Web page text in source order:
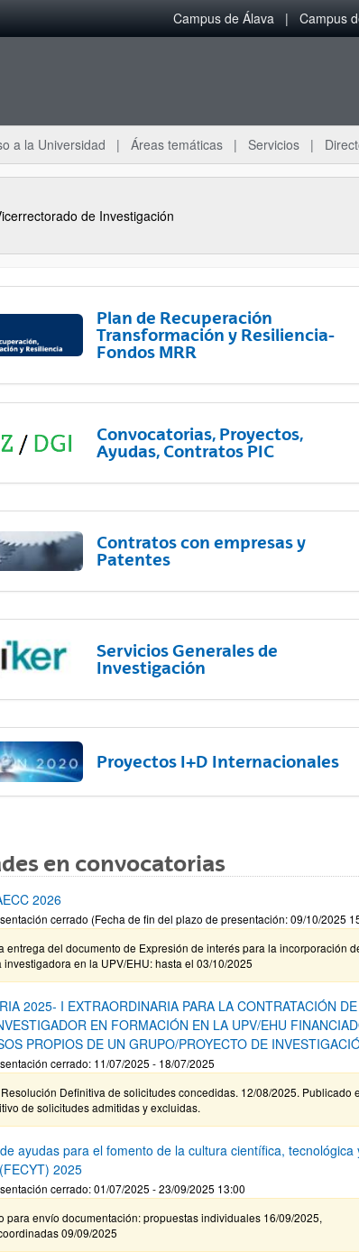
Campus de Álava Campus
a la Universidad Áreas temáticas Servicios
de Investigación
Plan de Recuperación
Transformación y Resiliencia-
Fondos MRR
Convocatorias, Proyectos,
Ayudas, Contratos PIC
Contratos con empresas y
Patentes
Servicios Generales de
Investigación
Proyectos I+D Internacionales
en convocatorias
2026
cerrado (Fecha de fin del plazo de presentación: 09/10/2025
entrega del documento de Expresión de interés para la incorporación
investigadora en la UPV/EHU: hasta el 03/10/2025
2025- I EXTRAORDINARIA PARA LA CONTRATACIÓN DE
EN FORMACIÓN EN LA UPV/EHU
PROPIOS DE UN GRUPO/PROYECTO DE
cerrado: 11/07/2025 - 18/07/2025
Definitiva de solicitudes concedidas. 12/08/2025. Publicado
de solicitudes admitidas y excluidas.
ayudas para el fomento de la cultura científica, tecnológica
2025
cerrado: 01/07/2025 - 23/09/2025 13:00
para envío documentación: propuestas individuales 16/09/2025,
09/09/2025